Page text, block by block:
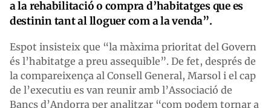
a la rehabilitació o compra d’habitatges que es
destinin tant al lloguer com a la venda”.
Espot insisteix que “la màxima prioritat del Govern
és l’habitatge a preu assequible”. De fet, després de
la compareixença al Consell General, Marsol i el cap
de l’executiu es van reunir amb l’Associació de
Bancs d’Andorra per analitzar “com podem tornar a